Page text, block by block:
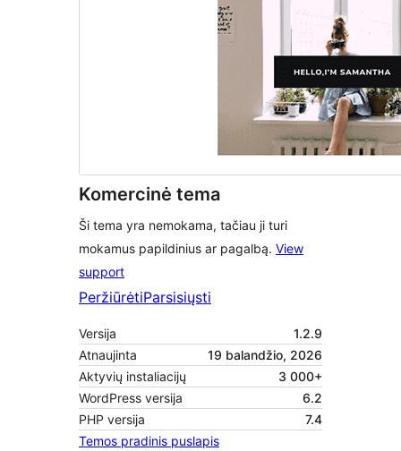
Komercinė tema
Ši tema yra nemokama, tačiau ji turi
mokamus papildinius ar pagalbą. View
support
PeržiūrėtiParsisiųsti
Versija
1.2.9
Atnaujinta
19 balandžio, 2026
Aktyvių instaliacijų
3 000+
WordPress versija
6.2
PHP versija
7.4
Temos pradinis puslapis